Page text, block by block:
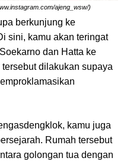
ajeng_wsw/)
berkunjung ke
sini, kamu akan teringat
dan Hatta ke
dilakukan supaya
kamu juga
Rumah tersebut
golongan tua dengan